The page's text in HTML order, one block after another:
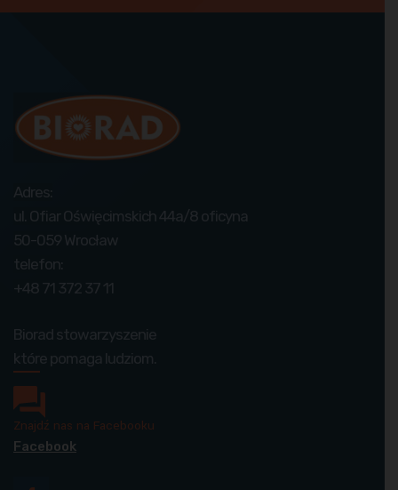
Adres:
ul. Ofiar Oświęcimskich 44a/8 oficyna
50-059 Wrocław
telefon:
+48 71 372 37 11
Biorad stowarzyszenie
które pomaga ludziom.
Znajdź nas na Facebooku
Facebook